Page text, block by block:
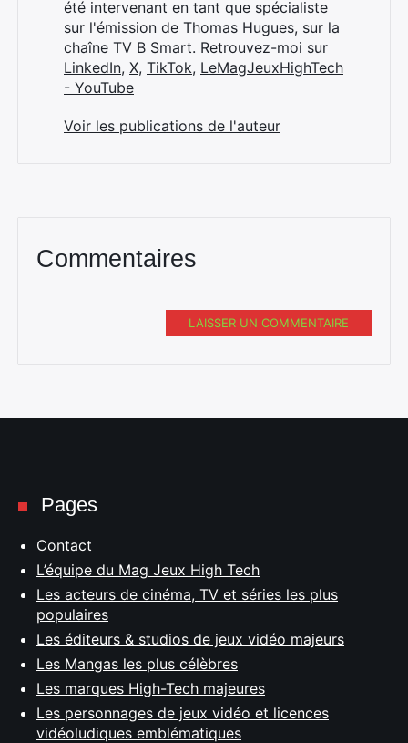
été intervenant en tant que spécialiste
sur l'émission de Thomas Hugues, sur la
chaîne TV B Smart. Retrouvez-moi sur
LinkedIn, X, TikTok, LeMagJeuxHighTech
- YouTube
Voir les publications de l'auteur
Commentaires
LAISSER UN COMMENTAIRE
Pages
Contact
L’équipe du Mag Jeux High Tech
Les acteurs de cinéma, TV et séries les plus
populaires
Les éditeurs & studios de jeux vidéo majeurs
Les Mangas les plus célèbres
Les marques High-Tech majeures
Les personnages de jeux vidéo et licences
vidéoludiques emblématiques